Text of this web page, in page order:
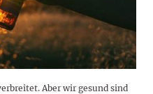
Aber wir gesund sind